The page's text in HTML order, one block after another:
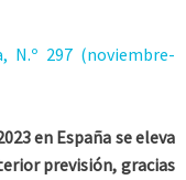
N.º 297 (noviembre-
en España se eleva
previsión, gracias